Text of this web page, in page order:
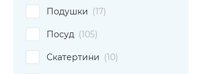
Подушки (17)
Посуд (105)
Скатертини (10)